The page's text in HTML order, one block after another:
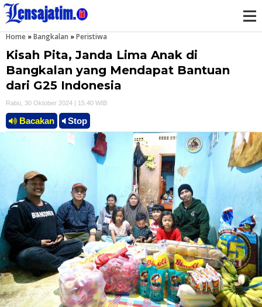
Home »Bangkalan »Peristiwa
Kisah Pita, Janda Lima Anak di
Bangkalan yang Mendapat Bantuan
dari G25 Indonesia
Rabu, 30 Oktober 2024 | 15.40 WIB
Bacakan Stop